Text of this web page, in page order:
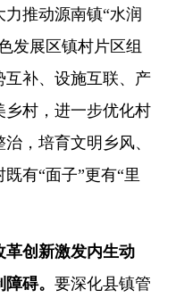
推动源南镇“水润
发展区镇村片区组
互补、设施互联、产
乡村，进一步优化村
，培育文明乡风、
有“面子”更有“里
革创新激发内生动
碍。 要深化县镇管